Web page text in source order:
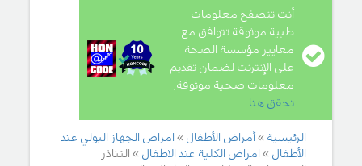
أنت تتصفح معلومات
طبية موثوقة تتوافق مع
معايير مؤسسة الصحة
على الإنترنت لضمان تقديم
معلومات صحية موثوقة,
تحقق هنا.
الرئيسية أمراض الأطفال
امراض الجهاز البولي عند
الأطفال
امراض الكلية عند الاطفال
التناذر